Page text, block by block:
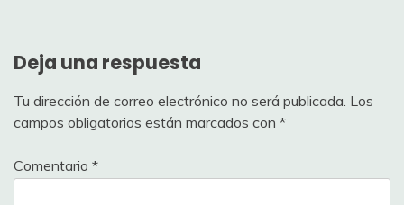
Deja una respuesta
Tu dirección de correo electrónico no será publicada. Los
campos obligatorios están marcados con *
Comentario *